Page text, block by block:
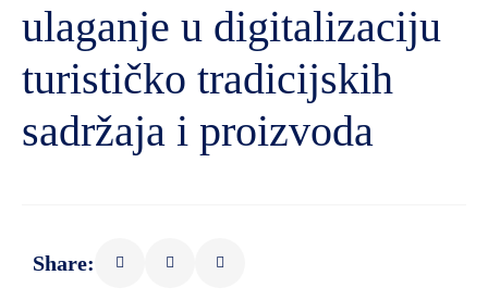
ulaganje u digitalizaciju
turističko tradicijskih
sadržaja i proizvoda
Share: